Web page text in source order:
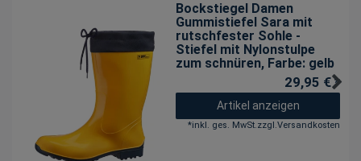
Bockstiegel Damen
Gummistiefel Sara mit
rutschfester Sohle -
Stiefel mit Nylonstulpe
zum schnüren, Farbe: gelb
29,95 € *
Artikel anzeigen
*inkl. ges. MwSt.zzgl.Versandkosten